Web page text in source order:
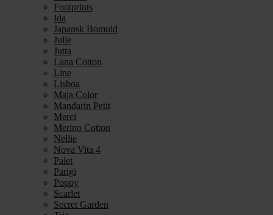
Footprints
Ida
Japansk Bomuld
Julie
Jutta
Lana Cotton
Line
Lisboa
Maja Color
Mandarin Petit
Merci
Merino Cotton
Nellie
Nova Vita 4
Palet
Parigi
Poppy
Scarlet
Secret Garden